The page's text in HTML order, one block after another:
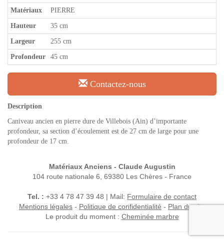
Matériaux PIERRE
Hauteur 35 cm
Largeur 255 cm
Profondeur 45 cm
Contactez-nous
Description
Caniveau ancien en pierre dure de Villebois (Ain) d’importante
profondeur, sa section d’écoulement est de 27 cm de large pour une
profondeur de 17 cm.
Matériaux Anciens - Claude Augustin
104 route nationale 6, 69380 Les Chères - France
Tel. : +33 4 78 47 39 48 | Mail: Formulaire de contact
Mentions légales - Politique de confidentialité - Plan du site
Le produit du moment : Cheminée marbre